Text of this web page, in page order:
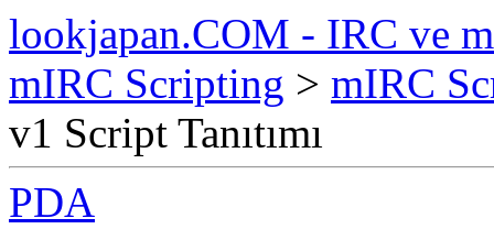
lookjapan.COM - IRC ve
mIRC Scripting > mIRC
v1 Script Tanıtımı
PDA